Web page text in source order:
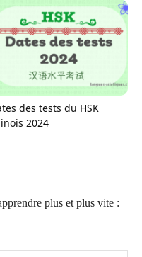
des tests du HSK
2024
plus et plus vite :